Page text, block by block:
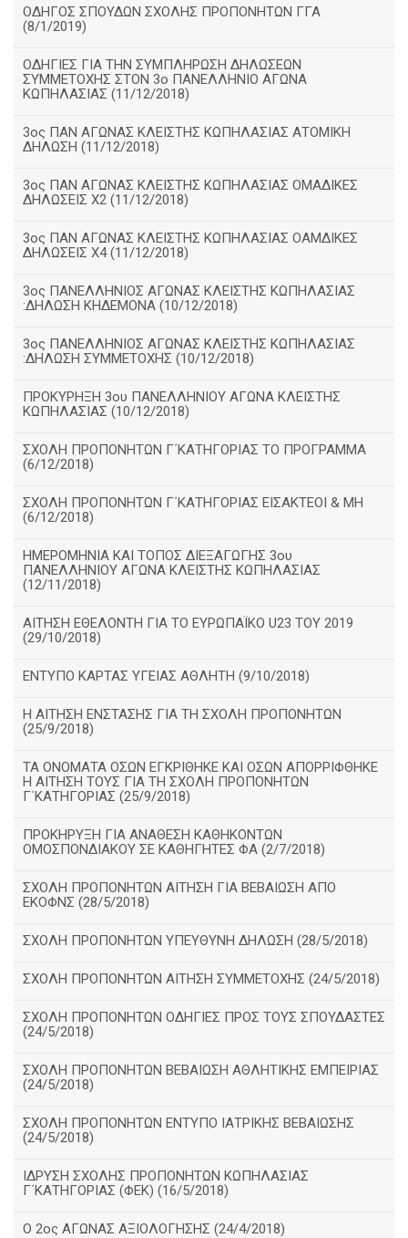
ΟΔΗΓΟΣ ΣΠΟΥΔΩΝ ΣΧΟΛΗΣ ΠΡΟΠΟΝΗΤΩΝ ΓΓΑ
(8/1/2019)
ΟΔΗΓΙΕΣ ΓΙΑ ΤΗΝ ΣΥΜΠΛΗΡΩΣΗ ΔΗΛΩΣΕΩΝ
ΣΥΜΜΕΤΟΧΗΣ ΣΤΟΝ 3ο ΠΑΝΕΛΛΗΝΙΟ ΑΓΩΝΑ
ΚΩΠΗΛΑΣΙΑΣ (11/12/2018)
3ος ΠΑΝ ΑΓΩΝΑΣ ΚΛΕΙΣΤΗΣ ΚΩΠΗΛΑΣΙΑΣ ΑΤΟΜΙΚΗ
ΔΗΛΩΣΗ (11/12/2018)
3ος ΠΑΝ ΑΓΩΝΑΣ ΚΛΕΙΣΤΗΣ ΚΩΠΗΛΑΣΙΑΣ ΟΜΑΔΙΚΕΣ
ΔΗΛΩΣΕΙΣ Χ2 (11/12/2018)
3ος ΠΑΝ ΑΓΩΝΑΣ ΚΛΕΙΣΤΗΣ ΚΩΠΗΛΑΣΙΑΣ ΟΑΜΔΙΚΕΣ
ΔΗΛΩΣΕΙΣ Χ4 (11/12/2018)
3ος ΠΑΝΕΛΛΗΝΙΟΣ ΑΓΩΝΑΣ ΚΛΕΙΣΤΗΣ ΚΩΠΗΛΑΣΙΑΣ
:ΔΗΛΩΣΗ ΚΗΔΕΜΟΝΑ (10/12/2018)
3ος ΠΑΝΕΛΛΗΝΙΟΣ ΑΓΩΝΑΣ ΚΛΕΙΣΤΗΣ ΚΩΠΗΛΑΣΙΑΣ
:ΔΗΛΩΣΗ ΣΥΜΜΕΤΟΧΗΣ (10/12/2018)
ΠΡΟΚΥΡΗΞΗ 3ου ΠΑΝΕΛΛΗΝΙΟΥ ΑΓΩΝΑ ΚΛΕΙΣΤΗΣ
ΚΩΠΗΛΑΣΙΑΣ (10/12/2018)
ΣΧΟΛΗ ΠΡΟΠΟΝΗΤΩΝ Γ΄ΚΑΤΗΓΟΡΙΑΣ ΤΟ ΠΡΟΓΡΑΜΜΑ
(6/12/2018)
ΣΧΟΛΗ ΠΡΟΠΟΝΗΤΩΝ Γ΄ΚΑΤΗΓΟΡΙΑΣ ΕΙΣΑΚΤΕΟΙ & ΜΗ
(6/12/2018)
ΗΜΕΡΟΜΗΝΙΑ ΚΑΙ ΤΟΠΟΣ ΔΙΕΞΑΓΩΓΗΣ 3ου
ΠΑΝΕΛΛΗΝΙΟΥ ΑΓΩΝΑ ΚΛΕΙΣΤΗΣ ΚΩΠΗΛΑΣΙΑΣ
(12/11/2018)
ΑΙΤΗΣΗ ΕΘΕΛΟΝΤΗ ΓΙΑ ΤΟ ΕΥΡΩΠΑΪΚΟ U23 ΤΟΥ 2019
(29/10/2018)
ΕΝΤΥΠΟ ΚΑΡΤΑΣ ΥΓΕΙΑΣ ΑΘΛΗΤΗ (9/10/2018)
Η ΑΙΤΗΣΗ ΕΝΣΤΑΣΗΣ ΓΙΑ ΤΗ ΣΧΟΛΗ ΠΡΟΠΟΝΗΤΩΝ
(25/9/2018)
ΤΑ ΟΝΟΜΑΤΑ ΟΣΩΝ ΕΓΚΡΙΘΗΚΕ ΚΑΙ ΟΣΩΝ ΑΠΟΡΡΙΦΘΗΚΕ
Η ΑΙΤΗΣΗ ΤΟΥΣ ΓΙΑ ΤΗ ΣΧΟΛΗ ΠΡΟΠΟΝΗΤΩΝ
Γ΄ΚΑΤΗΓΟΡΙΑΣ (25/9/2018)
ΠΡΟΚΗΡΥΞΗ ΓΙΑ ΑΝΑΘΕΣΗ ΚΑΘΗΚΟΝΤΩΝ
ΟΜΟΣΠΟΝΔΙΑΚΟΥ ΣΕ ΚΑΘΗΓΗΤΕΣ ΦΑ (2/7/2018)
ΣΧΟΛΗ ΠΡΟΠΟΝΗΤΩΝ ΑΙΤΗΣΗ ΓΙΑ ΒΕΒΑΙΩΣΗ ΑΠΟ
ΕΚΟΦΝΣ (28/5/2018)
ΣΧΟΛΗ ΠΡΟΠΟΝΗΤΩΝ ΥΠΕΥΘΥΝΗ ΔΗΛΩΣΗ (28/5/2018)
ΣΧΟΛΗ ΠΡΟΠΟΝΗΤΩΝ ΑΙΤΗΣΗ ΣΥΜΜΕΤΟΧΗΣ (24/5/2018)
ΣΧΟΛΗ ΠΡΟΠΟΝΗΤΩΝ ΟΔΗΓΙΕΣ ΠΡΟΣ ΤΟΥΣ ΣΠΟΥΔΑΣΤΕΣ
(24/5/2018)
ΣΧΟΛΗ ΠΡΟΠΟΝΗΤΩΝ ΒΕΒΑΙΩΣΗ ΑΘΛΗΤΙΚΗΣ ΕΜΠΕΙΡΙΑΣ
(24/5/2018)
ΣΧΟΛΗ ΠΡΟΠΟΝΗΤΩΝ ΕΝΤΥΠΟ ΙΑΤΡΙΚΗΣ ΒΕΒΑΙΩΣΗΣ
(24/5/2018)
ΙΔΡΥΣΗ ΣΧΟΛΗΣ ΠΡΟΠΟΝΗΤΩΝ ΚΩΠΗΛΑΣΙΑΣ
Γ΄ΚΑΤΗΓΟΡΙΑΣ (ΦΕΚ) (16/5/2018)
O 2ος ΑΓΩΝΑΣ ΑΞΙΟΛΟΓΗΣΗΣ (24/4/2018)